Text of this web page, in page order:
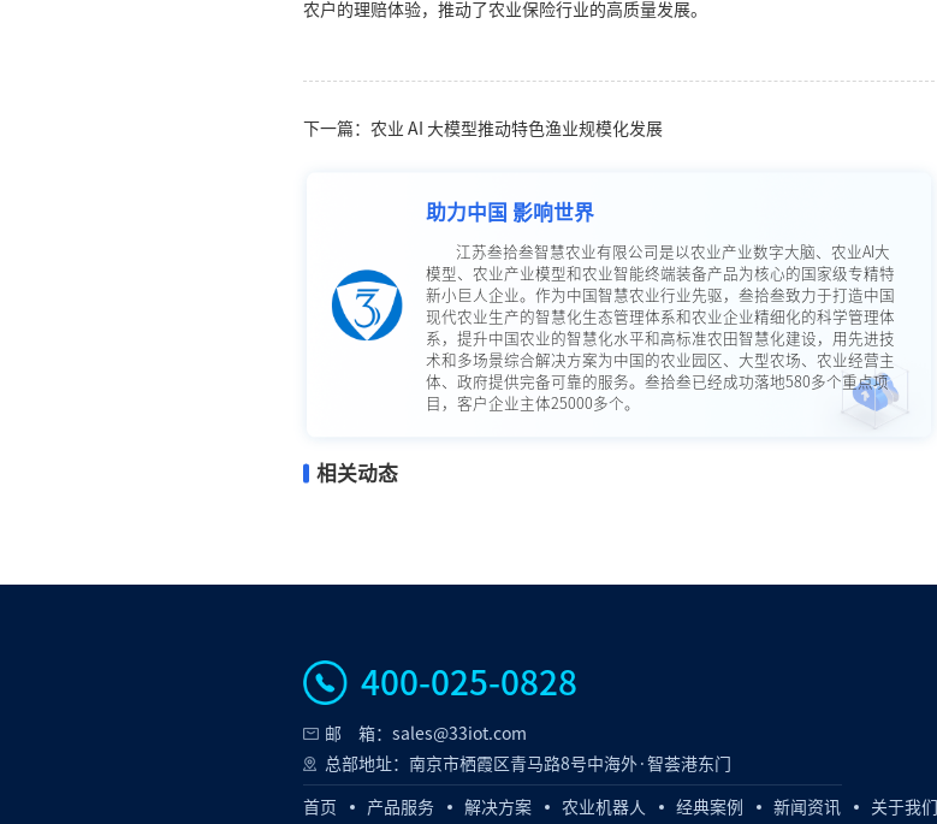
农户的理赔体验，推动了农业保险行业的高质量发展。
下一篇：农业 AI 大模型推动特色渔业规模化发展
助力中国 影响世界
江苏叁拾叁智慧农业有限公司是以农业产业数字大脑、农业AI大
模型、农业产业模型和农业智能终端装备产品为核心的国家级专精特
新小巨人企业。作为中国智慧农业行业先驱，叁拾叁致力于打造中国
现代农业生产的智慧化生态管理体系和农业企业精细化的科学管理体
系，提升中国农业的智慧化水平和高标准农田智慧化建设，用先进技
术和多场景综合解决方案为中国的农业园区、大型农场、农业经营主
体、政府提供完备可靠的服务。叁拾叁已经成功落地580多个重点项
目，客户企业主体25000多个。
相关动态
400-025-0828
邮 箱：sales@33iot.com
总部地址：南京市栖霞区青马路8号中海外·智荟港东门
首页 产品服务 解决方案 农业机器人 经典案例 新闻资讯 关于我们